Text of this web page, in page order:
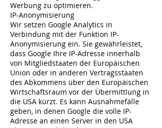
Werbung zu optimieren.
IP-Anonymisierung
Wir setzen Google Analytics in
Verbindung mit der Funktion IP-
Anonymisierung ein. Sie gewährleistet,
dass Google Ihre IP-Adresse innerhalb
von Mitgliedstaaten der Europäischen
Union oder in anderen Vertragsstaaten
des Abkommens über den Europäischen
Wirtschaftsraum vor der Übermittlung in
die USA kürzt. Es kann Ausnahmefälle
geben, in denen Google die volle IP-
Adresse an einen Server in den USA